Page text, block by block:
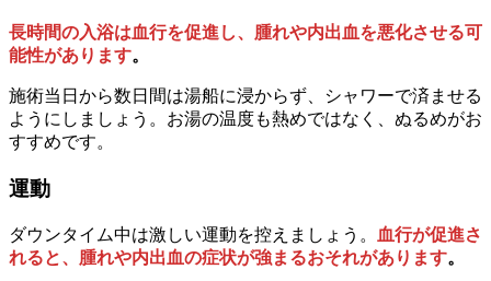
長時間の入浴は血行を促進し、腫れや内出血を悪化させる可
能性があります。
施術当日から数日間は湯船に浸からず、シャワーで済ませる
ようにしましょう。お湯の温度も熱めではなく、ぬるめがお
すすめです。
運動
ダウンタイム中は激しい運動を控えましょう。
血行が促進さ
れると、腫れや内出血の症状が強まるおそれがあります。